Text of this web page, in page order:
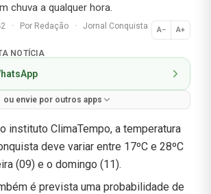
chuva a qualquer hora.
· Por Redação · Jornal Conquista A− A+
Normal
NOTÍCIA
ou envie por outros apps
instituto ClimaTempo, a temperatura
deve variar entre 17ºC e 28ºC
(09) e o domingo (11).
é prevista uma probabilidade de